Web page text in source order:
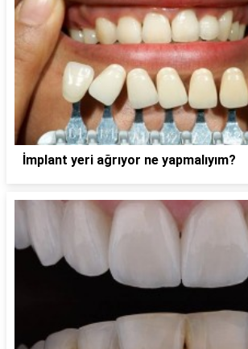
İmplant yeri ağrıyor ne yapmalıyım?